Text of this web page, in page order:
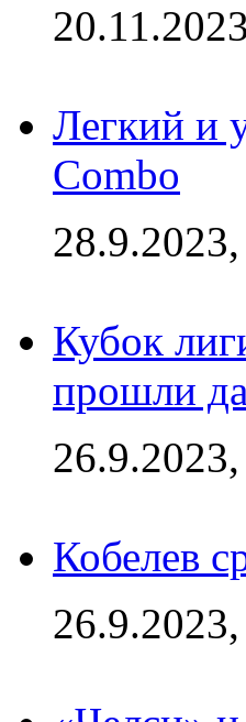
Легкий и
Combo
Кубок
прошли
Кобелев